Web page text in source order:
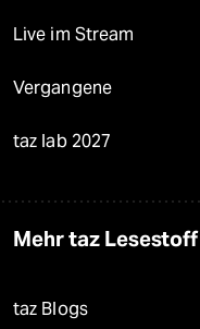
Live im Stream
Vergangene
taz lab 2027
Mehr taz Lesestoff
taz Blogs